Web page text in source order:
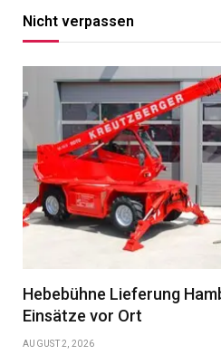
Nicht verpassen
Hebebühne Lieferung
Einsätze vor Ort
AUGUST 2, 2026